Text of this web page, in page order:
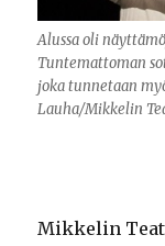
Alussa oli
Tuntemattoman
joka tunnetaan
Lauha/Mikkelin
Mikkelin